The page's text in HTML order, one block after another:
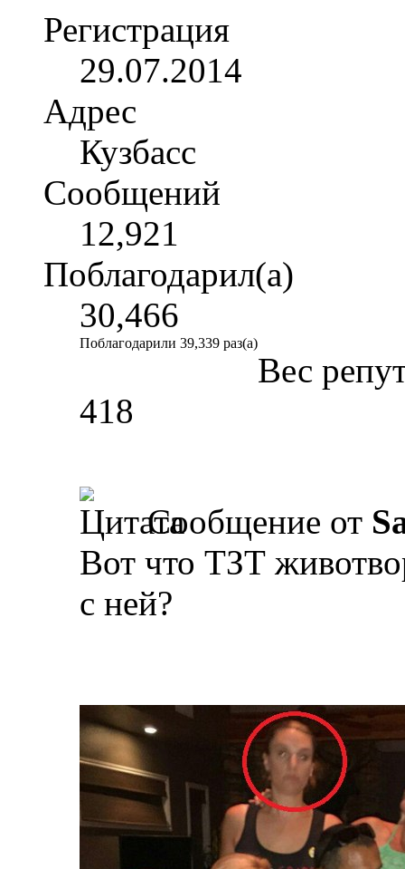
Регистрация
29.07.2014
Адрес
Кузбасс
Сообщений
12,921
Поблагодарил(а)
30,466
Поблагодарили 39,339 раз(а)
Вес
418
Сообщение от
Вот что ТЗТ
с ней?